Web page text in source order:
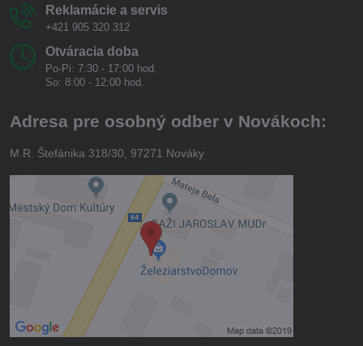
Reklamácie a servis
+421 905 320 312
Otváracia doba
Po-Pi: 7:30 - 17:00 hod.
So: 8:00 - 12:00 hod.
Adresa pre osobný odber v Novákoch:
M.R. Štefánika 318/30, 97271 Nováky